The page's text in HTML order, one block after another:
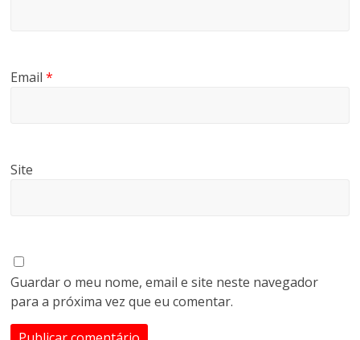
Email*
Site
Guardar o meu nome, email e site neste navegador
para a próxima vez que eu comentar.